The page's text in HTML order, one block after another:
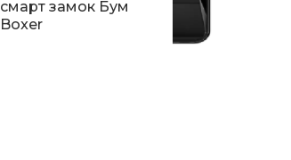
смарт замок Бум
Boxer